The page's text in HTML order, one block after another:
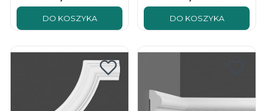
DO KOSZYKA DO KOSZYKA